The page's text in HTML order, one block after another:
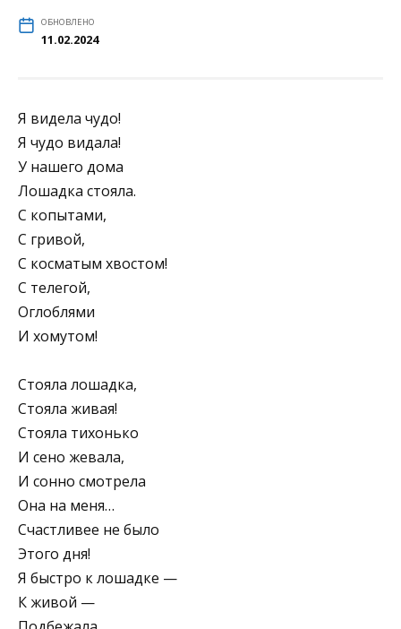
ОБНОВЛЕНО
11.02.2024
Я видела чудо!
Я чудо видала!
У нашего дома
Лошадка стояла.
С копытами,
С гривой,
С косматым хвостом!
С телегой,
Оглоблями
И хомутом!
Стояла лошадка,
Стояла живая!
Стояла тихонько
И сено жевала,
И сонно смотрела
Она на меня…
Счастливее не было
Этого дня!
Я быстро к лошадке —
К живой —